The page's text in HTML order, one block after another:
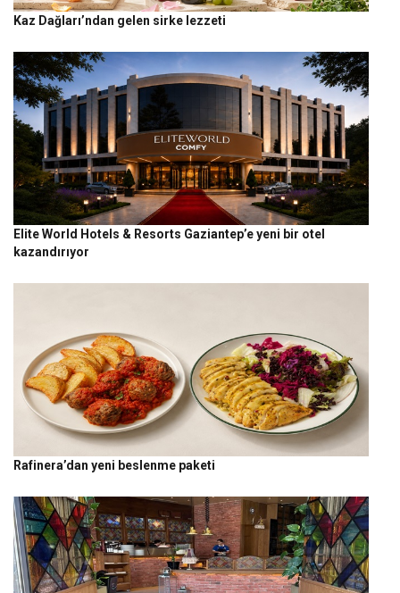
Kaz Dağları’ndan gelen sirke lezzeti
Elite World Hotels & Resorts Gaziantep’e yeni bir otel
kazandırıyor
Rafinera’dan yeni beslenme paketi